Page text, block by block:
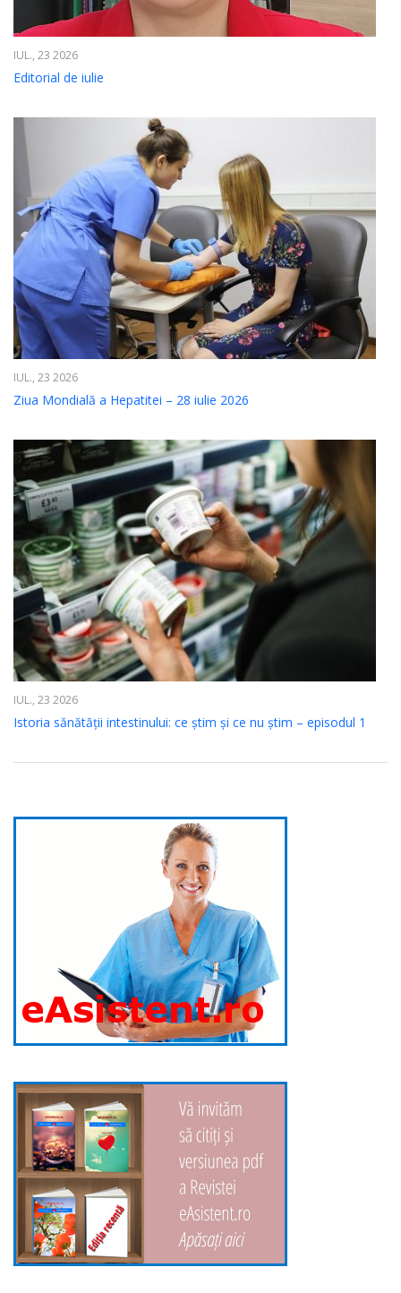
IUL., 23 2026
Editorial de iulie
IUL., 23 2026
Ziua Mondială a Hepatitei – 28 iulie 2026
IUL., 23 2026
Istoria sănătății intestinului: ce știm și ce nu știm – episodul 1